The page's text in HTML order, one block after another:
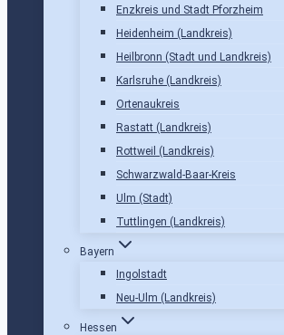
Enzkreis und Stadt Pforzheim
Heidenheim (Landkreis)
Heilbronn (Stadt und Landkreis)
Karlsruhe (Landkreis)
Ortenaukreis
Rastatt (Landkreis)
Rottweil (Landkreis)
Schwarzwald-Baar-Kreis
Ulm (Stadt)
Tuttlingen (Landkreis)
Bayern
Ingolstadt
Neu-Ulm (Landkreis)
Hessen